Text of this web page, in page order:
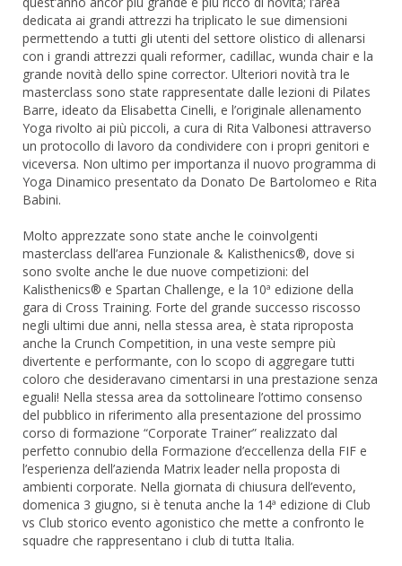
dedicata ai grandi attrezzi ha triplicato le sue dimensioni
permettendo a tutti gli utenti del settore olistico di allenarsi
con i grandi attrezzi quali reformer, cadillac, wunda chair e la
grande novità dello spine corrector. Ulteriori novità tra le
masterclass sono state rappresentate dalle lezioni di Pilates
Barre, ideato da Elisabetta Cinelli, e l’originale allenamento
Yoga rivolto ai più piccoli, a cura di Rita Valbonesi attraverso
un protocollo di lavoro da condividere con i propri genitori e
viceversa. Non ultimo per importanza il nuovo programma di
Yoga Dinamico presentato da Donato De Bartolomeo e Rita
Babini.
Molto apprezzate sono state anche le coinvolgenti
masterclass dell’area Funzionale & Kalisthenics®, dove si
sono svolte anche le due nuove competizioni: del
Kalisthenics® e Spartan Challenge, e la 10ª edizione della
gara di Cross Training. Forte del grande successo riscosso
negli ultimi due anni, nella stessa area, è stata riproposta
anche la Crunch Competition, in una veste sempre più
divertente e performante, con lo scopo di aggregare tutti
coloro che desideravano cimentarsi in una prestazione senza
eguali! Nella stessa area da sottolineare l’ottimo consenso
del pubblico in riferimento alla presentazione del prossimo
corso di formazione “Corporate Trainer” realizzato dal
perfetto connubio della Formazione d’eccellenza della FIF e
l’esperienza dell’azienda Matrix leader nella proposta di
ambienti corporate. Nella giornata di chiusura dell’evento,
domenica 3 giugno, si è tenuta anche la 14ª edizione di Club
vs Club storico evento agonistico che mette a confronto le
squadre che rappresentano i club di tutta Italia.